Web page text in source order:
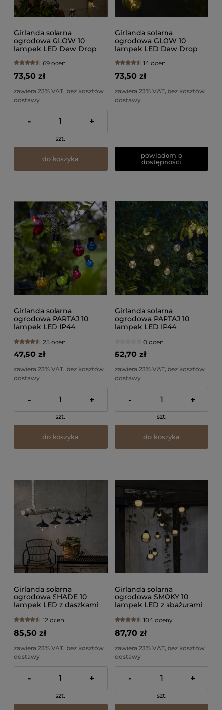
Girlanda solarna
ogrodowa GLOW 10
lampek LED Dew Drop
69 ocen
73,50 zł
zawiera 23% VAT, bez kosztów
dostawy
- +
szt.
do koszyka
Girlanda solarna
ogrodowa GLOW 10
lampek LED Dew Drop
14 ocen
73,50 zł
zawiera 23% VAT, bez kosztów
dostawy
powiadom o
dostępności
Girlanda solarna
ogrodowa PARTAJ 10
lampek LED IP44
25 ocen
47,50 zł
zawiera 23% VAT, bez kosztów
dostawy
- +
szt.
do koszyka
Girlanda solarna
ogrodowa PARTAJ 10
lampek LED IP44
0 ocen
52,70 zł
zawiera 23% VAT, bez kosztów
dostawy
- +
szt.
do koszyka
Girlanda solarna
ogrodowa SHADE 10
lampek LED z daszkami
12 ocen
85,50 zł
zawiera 23% VAT, bez kosztów
dostawy
- +
szt.
Girlanda solarna
ogrodowa SMOKY 10
lampek LED z abażurami
104 oceny
87,70 zł
zawiera 23% VAT, bez kosztów
dostawy
- +
szt.